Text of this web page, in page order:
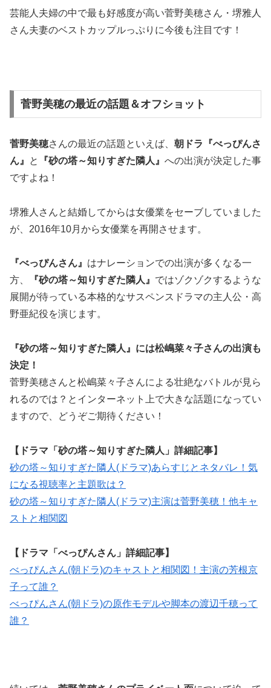
芸能人夫婦の中で最も好感度が高い菅野美穂さん・堺雅人
さん夫妻のベストカップルっぷりに今後も注目です！
菅野美穂の最近の話題＆オフショット
菅野美穂さんの最近の話題といえば、 朝ドラ『べっぴんさ
ん』
と 『砂の塔～知りすぎた隣人』 への出演が決定した事
ですよね！
堺雅人さんと結婚してからは女優業をセーブしていました
が、 2016年10月から女優業を再開 させます。
『べっぴんさん』 はナレーションでの出演が多くなる一
方、
『砂の塔～知りすぎた隣人』 ではゾクゾクするような
展開が待っている本格的なサスペンスドラマの主人公・高
野亜紀役を演じます。
『砂の塔～知りすぎた隣人』には松嶋菜々子さんの出演も
決定！
菅野美穂さんと松嶋菜々子さんによる壮絶なバトルが見ら
れるのでは？とインターネット上で大きな話題になってい
ますので、どうぞご期待ください！
【ドラマ「砂の塔～知りすぎた隣人」詳細記事】
砂の塔～知りすぎた隣人(ドラマ)あらすじとネタバレ！気
になる視聴率と主題歌は？
砂の塔～知りすぎた隣人(ドラマ)主演は菅野美穂！他キャ
ストと相関図
【ドラマ「べっぴんさん」詳細記事】
べっぴんさん(朝ドラ)のキャストと相関図！主演の芳根京
子って誰？
べっぴんさん(朝ドラ)の原作モデルや脚本の渡辺千穂って
誰？